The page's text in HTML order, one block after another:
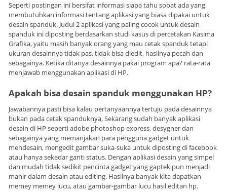
Seperti postingan ini bersifat informasi siapa tahu sobat ada yang
membutuhkan informasi tentang aplikasi yang biasa dipakai untuk
desain spanduk. Judul 2 aplikasi yang paling cocok untuk desain
spanduk ini diposting berdasarkan studi kasus di percetakan Kasima
Grafika, yaitu masih banyak orang yang mau cetak spanduk tetapi
ukuran desainnya tidak pas, tidak bisa diedit, hasilnya pecah dan
sebagainya. Ketika ditanya desainnya pakai program apa? rata-rata
menjawab menggunakan aplikasi di HP.
Apakah bisa desain spanduk menggunakan HP?
Jawabannya pasti bisa kalau pertanyaannya tertuju pada desainnya
bukan pada cetak spanduknya, Sekarang sudah banyak aplikasi
desain di HP seperti adobe photoshop express, desygner dan
sebagainya yang memanjakan para pengguna gadget untuk
mendesain, mengedit gambar suka-suka untuk diposting di facebook
atau hanya sekedar ganti status. Dengan aplikasi desain yang simpel
dan mudah tidak sedikit pencinta gadget yang gaptek pun menjadi
mahir dalam desain atau editing. Hasilnya banyak kita dapatkan
memey memey lucu, atau gambar-gambar lucu hasil editan hp.